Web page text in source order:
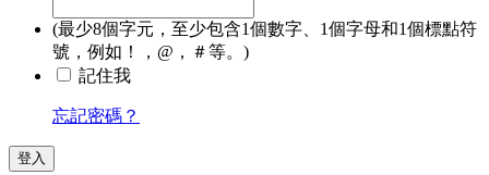
(最少8個字元，至少包含1個數字、1個字母和1個標點符
號，例如！，@，＃等。)
記住我
忘記密碼？
登入